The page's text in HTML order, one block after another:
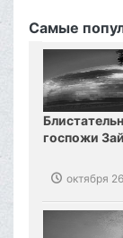
Самые
госпожи
октября